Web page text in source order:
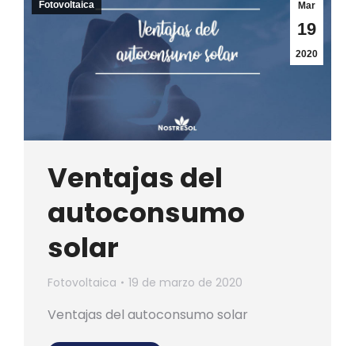
Mar
19
2020
Fotovoltaica
Ventajas del
autoconsumo
solar
Fotovoltaica 19 de marzo de 2020
Ventajas del autoconsumo solar